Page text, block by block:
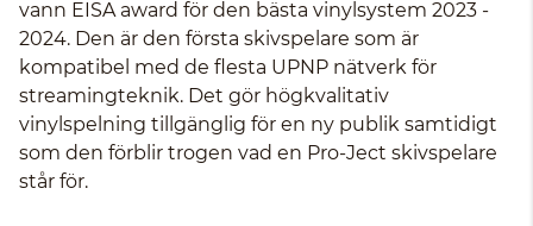
vann EISA award för den bästa vinylsystem 2023 -
2024. Den är den första skivspelare som är
kompatibel med de flesta UPNP nätverk för
streamingteknik. Det gör högkvalitativ
vinylspelning tillgänglig för en ny publik samtidigt
som den förblir trogen vad en Pro-Ject skivspelare
står för.